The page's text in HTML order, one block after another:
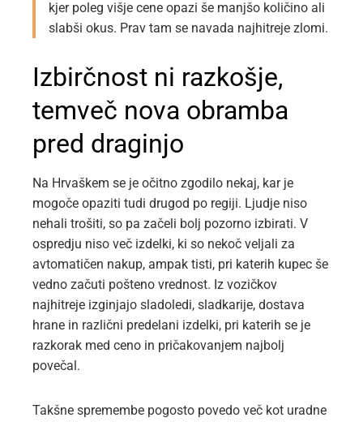
kjer poleg višje cene opazi še manjšo količino ali
slabši okus. Prav tam se navada najhitreje zlomi.
Izbirčnost ni razkošje,
temveč nova obramba
pred draginjo
Na Hrvaškem se je očitno zgodilo nekaj, kar je
mogoče opaziti tudi drugod po regiji. Ljudje niso
nehali trošiti, so pa začeli bolj pozorno izbirati. V
ospredju niso več izdelki, ki so nekoč veljali za
avtomatičen nakup, ampak tisti, pri katerih kupec še
vedno začuti pošteno vrednost. Iz vozičkov
najhitreje izginjajo sladoledi, sladkarije, dostava
hrane in različni predelani izdelki, pri katerih se je
razkorak med ceno in pričakovanjem najbolj
povečal.
Takšne spremembe pogosto povedo več kot uradne